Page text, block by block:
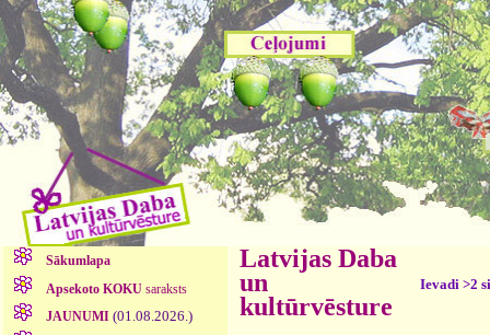
Sākumlapa
Apsekoto KOKUsaraksts
JAUNUMI (01.08.2026.)
Latvijas Daba
un
kultūrvēsture
Ievadi >2